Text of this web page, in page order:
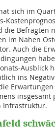
sich im
die Befragten
im Nahen
Auch die
Ausblick
ins
insgesamt
Infrastruktur.